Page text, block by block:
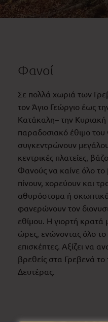
Φανοί
Σε πολλά χωριά των
τον Άγιο Γεώργιο έως
Κατάκαλη– την Κυριακή
παραδοσιακό έθιμο του
συγκεντρώνουν
κεντρικές πλατείες,
Φανούς να καίνε όλο
πίνουν, χορεύουν και
αθυρόστομα ή σκωπτικά
φανερώνουν τον
εθίμου. Η γιορτή κρατά
ώρες, ενώνοντας όλο το
επισκέπτες. Αξίζει να
βρεθείς στα Γρεβενά
Δευτέρας.